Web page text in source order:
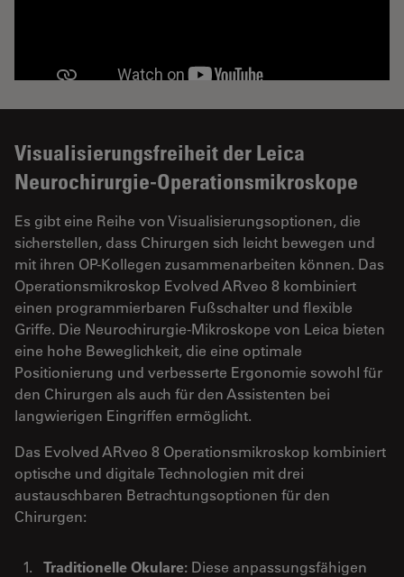
Navigationssoftware kennen, die mit dem
Neurochirurgie-Mikroskop Arveo von Leica
Visualisierungsfreiheit der Leica
Neurochirurgie-Operationsmikroskope
Es gibt eine Reihe von Visualisierungsoptionen, die
sicherstellen, dass Chirurgen sich leicht bewegen und
mit ihren OP-Kollegen zusammenarbeiten können. Das
Operationsmikroskop Evolved ARveo 8 kombiniert
einen programmierbaren Fußschalter und flexible
Griffe. Die Neurochirurgie-Mikroskope von Leica bieten
eine hohe Beweglichkeit, die eine optimale
Positionierung und verbesserte Ergonomie sowohl für
den Chirurgen als auch für den Assistenten bei
langwierigen Eingriffen ermöglicht.
Das Evolved ARveo 8 Operationsmikroskop kombiniert
optische und digitale Technologien mit drei
austauschbaren Betrachtungsoptionen für den
Chirurgen:
Traditionelle Okulare: Diese anpassungsfähigen